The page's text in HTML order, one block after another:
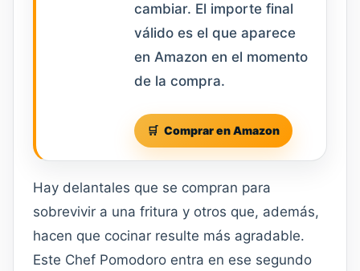
cambiar. El importe final
válido es el que aparece
en Amazon en el momento
de la compra.
Comprar en Amazon
Hay delantales que se compran para
sobrevivir a una fritura y otros que, además,
hacen que cocinar resulte más agradable.
Este Chef Pomodoro entra en ese segundo